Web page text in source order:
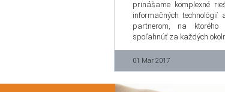
prinášame komplexné
informačných
partnerom, na
spoľahnúť za každých
01 Mar 2017